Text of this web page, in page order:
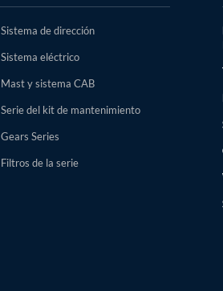
Sistema de dirección
Sistema eléctrico
Mast y sistema CAB
Serie del kit de mantenimiento
Gears Series
Filtros de la serie